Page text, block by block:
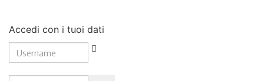
Accedi con i tuoi dati
Username